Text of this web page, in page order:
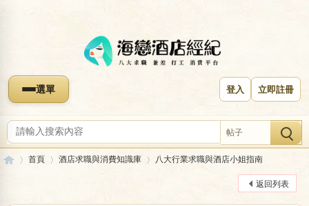
選單 登入 立即註冊
帖子
首頁 酒店求職與消費知識庫 八大行業求職與酒店小姐指南
返回列表